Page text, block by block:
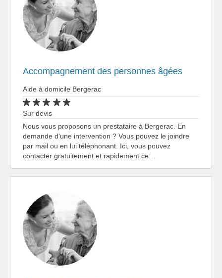
Accompagnement des personnes âgées
Aide à domicile Bergerac
Sur devis
Nous vous proposons un prestataire à Bergerac. En
demande d'une intervention ? Vous pouvez le joindre
par mail ou en lui téléphonant. Ici, vous pouvez
contacter gratuitement et rapidement ce…